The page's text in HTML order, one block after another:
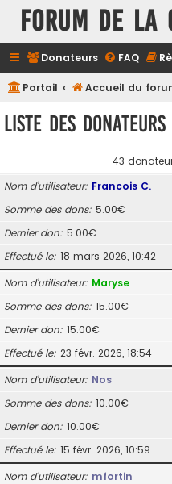
FORUM DE LA
Donateurs FAQ
Portail Accueil du
Liste des donateurs
43
Nom d’utilisateur Francois C.
Somme des dons 5.00€
Dernier don 5.00€
Effectué le 18 mars 2026, 10:42
Nom d’utilisateur Maryse
Somme des dons 15.00€
Dernier don 15.00€
Effectué le 23 févr. 2026, 18:54
Nom d’utilisateur Nos
Somme des dons 10.00€
Dernier don 10.00€
Effectué le 15 févr. 2026, 10:59
Nom d’utilisateur mfortin